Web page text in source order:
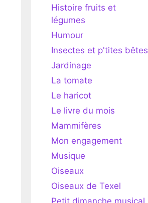
Histoire fruits et
légumes
Humour
Insectes et p'tites bêtes
Jardinage
La tomate
Le haricot
Le livre du mois
Mammifères
Mon engagement
Musique
Oiseaux
Oiseaux de Texel
Petit dimanche musical